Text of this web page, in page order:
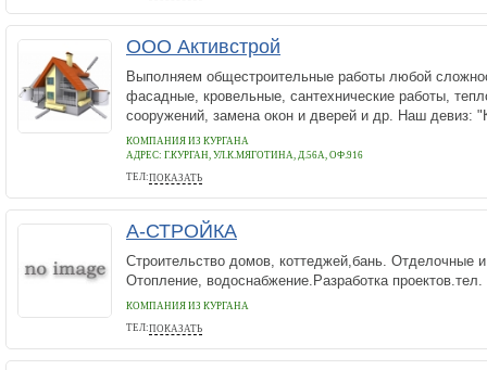
ООО Активстрой
Выполняем общестроительные работы любой
фасадные, кровельные, сантехнические работы,
сооружений, замена окон и дверей и др. Наш девиз:
КОМПАНИЯ ИЗ КУРГАНА
АДРЕС: Г.КУРГАН, УЛ.К.МЯГОТИНА, Д.56А, ОФ.916
ТЕЛ:ПОКАЗАТЬ
(3522) 61-95-95, 555-755
А-СТРОЙКА
Строительство домов, коттеджей,бань. Отделочные
Отопление, водоснабжение.Разработка проектов.тел.
КОМПАНИЯ ИЗ КУРГАНА
ТЕЛ:ПОКАЗАТЬ
8-909-145-0-900